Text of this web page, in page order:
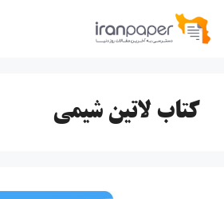
پرش
کتاب لاتین شیمی